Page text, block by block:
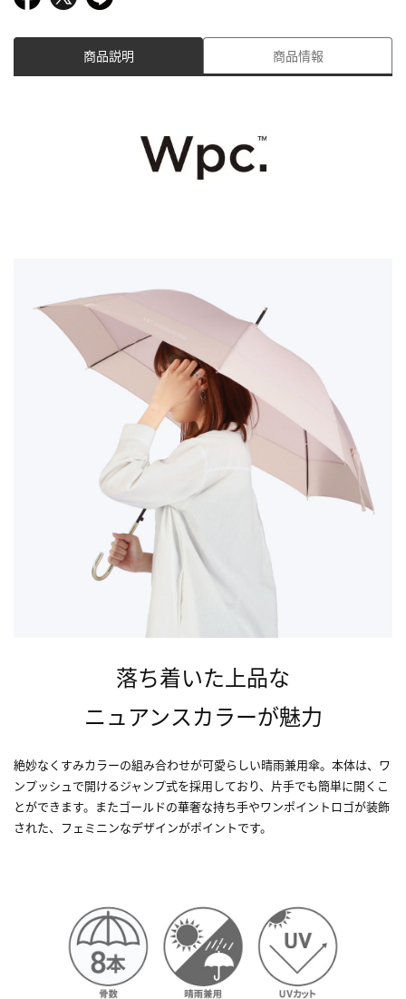
商品説明 商品情報
落ち着いた上品な
ニュアンスカラーが魅力
絶妙なくすみカラーの組み合わせが可愛らしい晴雨兼用傘。本体は、ワ
ンプッシュで開けるジャンプ式を採用しており、片手でも簡単に開くこ
とができます。またゴールドの華奢な持ち手やワンポイントロゴが装飾
された、フェミニンなデザインがポイントです。